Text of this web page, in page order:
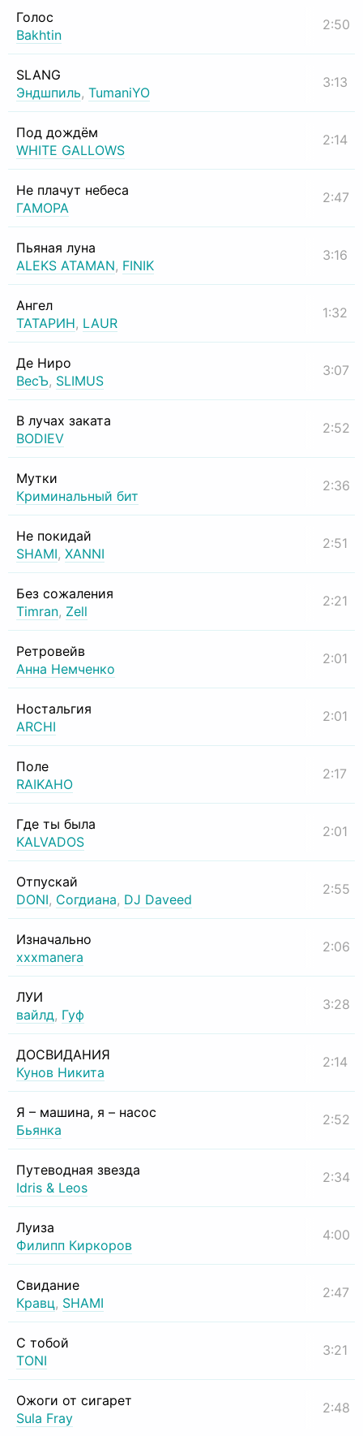
Голос
Bakhtin
2:50
SLANG
Эндшпиль, TumaniYO
3:13
Под дождём
WHITE GALLOWS
2:14
Не плачут небеса
ГАМОРА
2:47
Пьяная луна
ALEKS ATAMAN, FINIK
3:16
Ангел
ТАТАРИН, LAUR
1:32
Де Ниро
ВесЪ, SLIMUS
3:07
В лучах заката
BODIEV
2:52
Мутки
Криминальный бит
2:36
Не покидай
SHAMI, XANNI
2:51
Без сожаления
Timran, Zell
2:21
Ретровейв
Анна Немченко
2:01
Ностальгия
ARCHI
2:01
Поле
RAIKAHO
2:17
Где ты была
KALVADOS
2:01
Отпускай
DONI, Согдиана, DJ Daveed
2:55
Изначально
xxxmanera
2:06
ЛУИ
вайлд, Гуф
3:28
ДОСВИДАНИЯ
Кунов Никита
2:14
Я – машина, я – насос
Бьянка
2:52
Путеводная звезда
Idris & Leos
2:34
Луиза
Филипп Киркоров
4:00
Свидание
Кравц, SHAMI
2:47
С тобой
TONI
3:21
Ожоги от сигарет
Sula Fray
2:48